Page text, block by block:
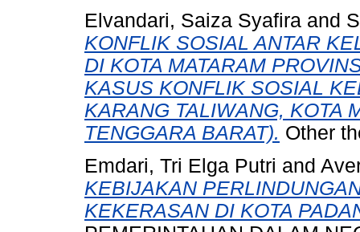
Elvandari, Saiza Syafira and
KONFLIK SOSIAL ANTAR
DI KOTA MATARAM
KASUS KONFLIK SOSIAL
KARANG TALIWANG, KOTA
TENGGARA BARAT). Other
Emdari, Tri Elga Putri and
KEBIJAKAN
KEKERASAN DI KOTA